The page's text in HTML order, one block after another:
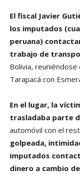
El fiscal Javier
los imputados
peruana)
trabajo de
Bolivia, reuniéndose
Tarapacá con
En el lugar, la
trasladaba parte
automóvil con el
golpeada,
imputados
dinero a cambio